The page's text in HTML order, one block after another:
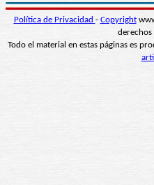
Política de Privacidad - Copyright
derechos
Todo el material en estas páginas es